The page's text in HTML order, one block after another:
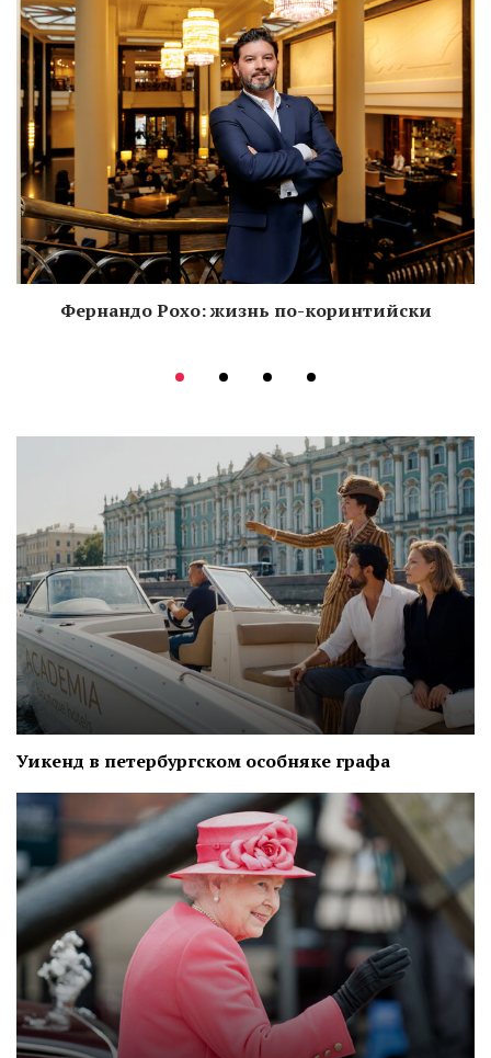
Фернандо Рохо: жизнь по-коринтийски
Уикенд в петербургском особняке графа